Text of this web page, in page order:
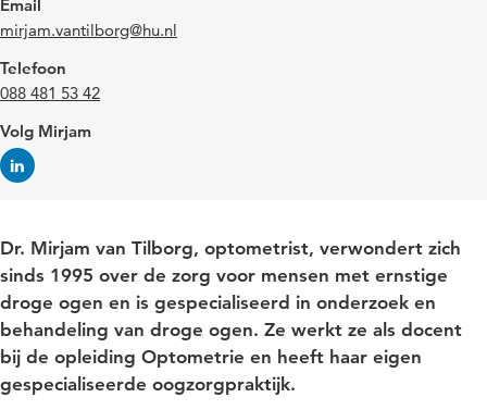
Email
mirjam.vantilborg@hu.nl
Telefoon
088 481 53 42
Volg Mirjam
Dr. Mirjam van Tilborg, optometrist, verwondert zich
sinds 1995 over de zorg voor mensen met ernstige
droge ogen en is gespecialiseerd in onderzoek en
behandeling van droge ogen. Ze werkt ze als docent
bij de opleiding Optometrie en heeft haar eigen
gespecialiseerde oogzorgpraktijk.